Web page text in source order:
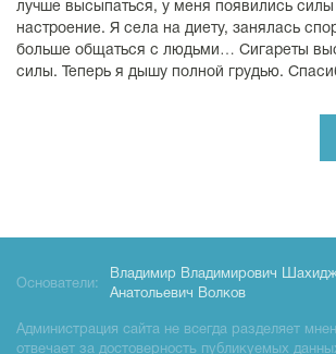
лучше высыпаться, у меня появились силы
настроение. Я села на диету, занялась
больше общаться с людьми… Сигареты
силы. Теперь я дышу полной грудью.
Основатели:
Владимир Владимирович
Анатольевич Волков
Администрация сайта не всегда разделяет
отвечает за достоверность публикуемых